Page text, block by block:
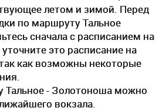
летом и зимой. Перед
по маршруту Тальное
сначала с расписанием на
это расписание на
как возможны некоторые
Тальное - Золотоноша можно
вокзала.